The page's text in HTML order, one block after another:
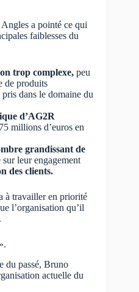
a pointé ce qui
faiblesses du
trop complexe, peu
de produits
dans le domaine du
d’AG2R
millions d’euros en
grandissant de
leur engagement
des clients.
à travailler en priorité
l’organisation qu’il
du passé, Bruno
actuelle du